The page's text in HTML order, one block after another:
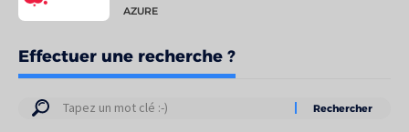
AZURE
Effectuer une recherche ?
Résultats